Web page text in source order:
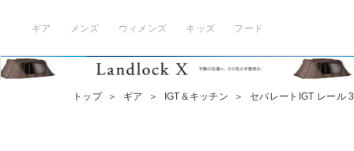
ギア メンズ ウィメンズ キッズ フード
トップ ＞ ギア ＞ IGT＆キッチン ＞ セパレートIGT レール